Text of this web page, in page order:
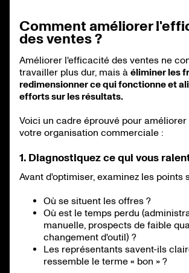
Comment améliorer
des ventes ?
Améliorer l'efficacité des ventes ne
travailler plus dur, mais à éliminer les
redimensionner ce qui fonctionne et
efforts sur les résultats.
Voici un cadre éprouvé pour
votre organisation commerciale :
1. Diagnostiquez ce qui vous
Avant d'optimiser, examinez les points
Où se situent les offres ?
Où est le temps perdu
manuelle, prospects de faible
changement d'outil) ?
Les représentants savent-ils
ressemble le terme « bon » ?